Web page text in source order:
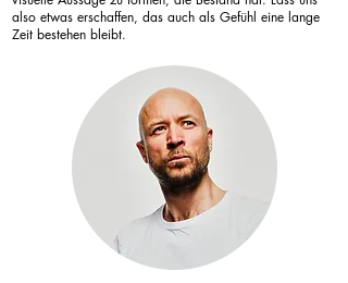
also etwas erschaffen, das auch als Gefühl eine lange
Zeit bestehen bleibt.